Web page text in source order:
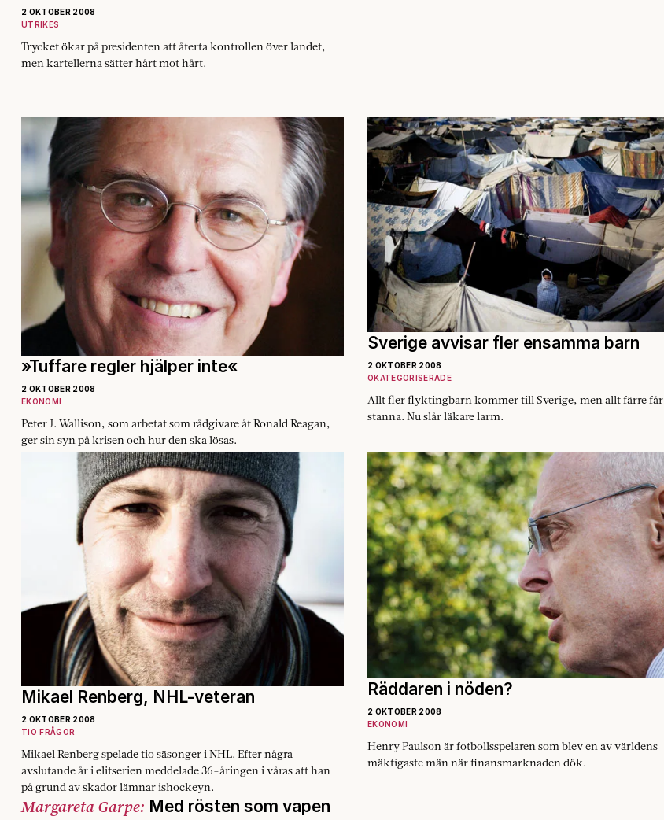
2 OKTOBER 2008
UTRIKES
Trycket ökar på presidenten att återta ­kontrollen över landet,
men kartellerna sätter hårt mot hårt.
»Tuffare regler hjälper inte«
2 OKTOBER 2008
EKONOMI
Peter J. Wallison, som arbetat som rådgivare åt Ronald Reagan,
ger sin syn på krisen och hur den ska lösas.
Sverige avvisar fler ensamma barn
2 OKTOBER 2008
OKATEGORISERADE
Allt fler flyktingbarn kommer till Sverige, men allt färre får
stanna. Nu slår läkare larm.
Mikael Renberg, NHL-veteran
2 OKTOBER 2008
TIO FRÅGOR
Mikael Renberg spelade tio säsonger i NHL. Efter några
avslutande år i elitserien meddelade 36-åringen i våras att han
på grund av skador lämnar ishockeyn.
Räddaren i nöden?
2 OKTOBER 2008
EKONOMI
Henry Paulson är fotbollsspelaren som blev en av världens
mäktigaste män när finansmarknaden dök.
Margareta Garpe: Med rösten som vapen